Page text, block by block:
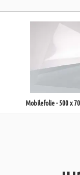
Mobilefolie - 500 x